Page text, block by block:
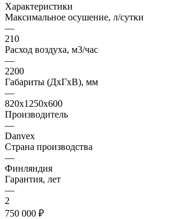
Характеристики
Максимальное осушение, л/сутки
—
210
Расход воздуха, м3/час
—
2200
Габариты (ДxГxВ), мм
—
820x1250x600
Производитель
—
Danvex
Страна производства
—
Финляндия
Гарантия, лет
—
2
750 000 ₽